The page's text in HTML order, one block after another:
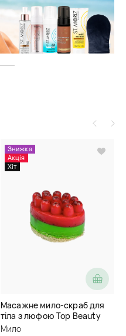
Знижка
Акція
Хіт
Масажне мило-скраб для
тіла з люфою Top Beauty
Мило